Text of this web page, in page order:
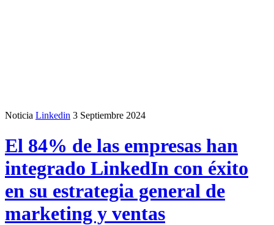
Noticia Linkedin 3 Septiembre 2024
El 84% de las empresas han
integrado LinkedIn con éxito
en su estrategia general de
marketing y ventas